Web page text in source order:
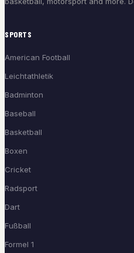
SPORTS
American Football
Leichtathletik
Badminton
Baseball
Basketball
Boxen
Cricket
Radsport
Dart
Fußball
Formel 1